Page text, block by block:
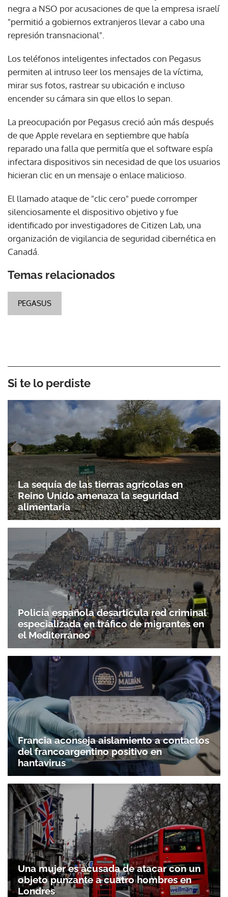
negra a NSO por acusaciones de que la empresa israelí
"permitió a gobiernos extranjeros llevar a cabo una
represión transnacional".
Los teléfonos inteligentes infectados con Pegasus
permiten al intruso leer los mensajes de la víctima,
mirar sus fotos, rastrear su ubicación e incluso
encender su cámara sin que ellos lo sepan.
La preocupación por Pegasus creció aún más después
de que Apple revelara en septiembre que había
reparado una falla que permitía que el software espía
infectara dispositivos sin necesidad de que los usuarios
hicieran clic en un mensaje o enlace malicioso.
El llamado ataque de "clic cero" puede corromper
silenciosamente el dispositivo objetivo y fue
identificado por investigadores de Citizen Lab, una
organización de vigilancia de seguridad cibernética en
Canadá.
Temas relacionados
PEGASUS
Si te lo perdiste
La sequía de las tierras agrícolas en
Reino Unido amenaza la seguridad
alimentaria
Policía española desarticula red criminal
especializada en tráfico de migrantes en
el Mediterráneo
Francia aconseja aislamiento a contactos
del francoargentino positivo en
hantavirus
Una mujer es acusada de atacar con un
objeto punzante a cuatro hombres en
Londres